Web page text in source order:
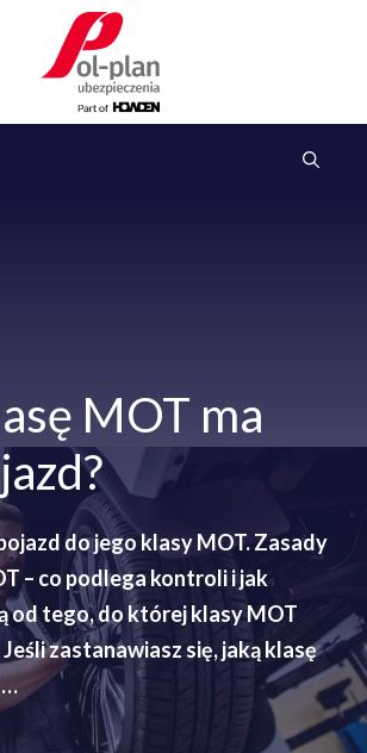
MOT ma
do jego klasy MOT. Zasady
– co podlega kontroli i jak
od tego, do której klasy MOT
zastanawiasz się, jaką klasę
…